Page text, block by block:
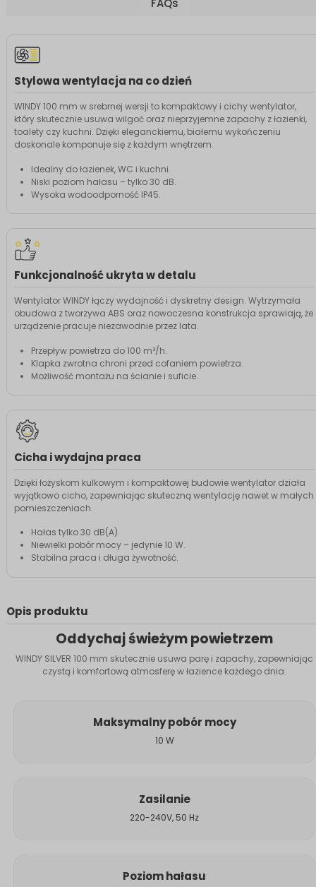
FAQs
Stylowa wentylacja na co dzień
WINDY 100 mm w srebrnej wersji to kompaktowy i cichy wentylator,
który skutecznie usuwa wilgoć oraz nieprzyjemne zapachy z łazienki,
toalety czy kuchni. Dzięki eleganckiemu, białemu wykończeniu
doskonale komponuje się z każdym wnętrzem.
Idealny do łazienek, WC i kuchni.
Niski poziom hałasu – tylko 30 dB.
Wysoka wodoodporność IP45.
Funkcjonalność ukryta w detalu
Wentylator WINDY łączy wydajność i dyskretny design. Wytrzymała
obudowa z tworzywa ABS oraz nowoczesna konstrukcja sprawiają, że
urządzenie pracuje niezawodnie przez lata.
Przepływ powietrza do 100 m³/h.
Klapka zwrotna chroni przed cofaniem powietrza.
Możliwość montażu na ścianie i suficie.
Cicha i wydajna praca
Dzięki łożyskom kulkowym i kompaktowej budowie wentylator działa
wyjątkowo cicho, zapewniając skuteczną wentylację nawet w małych
pomieszczeniach.
Hałas tylko 30 dB(A).
Niewielki pobór mocy – jedynie 10 W.
Stabilna praca i długa żywotność.
Opis produktu
Oddychaj świeżym powietrzem
WINDY SILVER 100 mm skutecznie usuwa parę i zapachy, zapewniając
czystą i komfortową atmosferę w łazience każdego dnia.
Maksymalny pobór mocy
10 W
Zasilanie
220-240V, 50 Hz
Poziom hałasu